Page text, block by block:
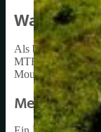
Warum ein
Als begeisterter
MTB
Mountainbiker
Mehr Platz